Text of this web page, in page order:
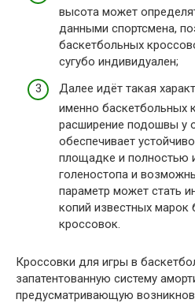
высота может
данными спортсмена,
баскетбольных
сугубо индивидуален;
Далее идёт такая
именно баскетбольных
расширение подошвы у
обеспечивает
площадке и полностью
голеностопа и
параметр может стать
копий известных марок
кроссовок.
Кроссовки для игры в
запатентованную систему
предусматривающую